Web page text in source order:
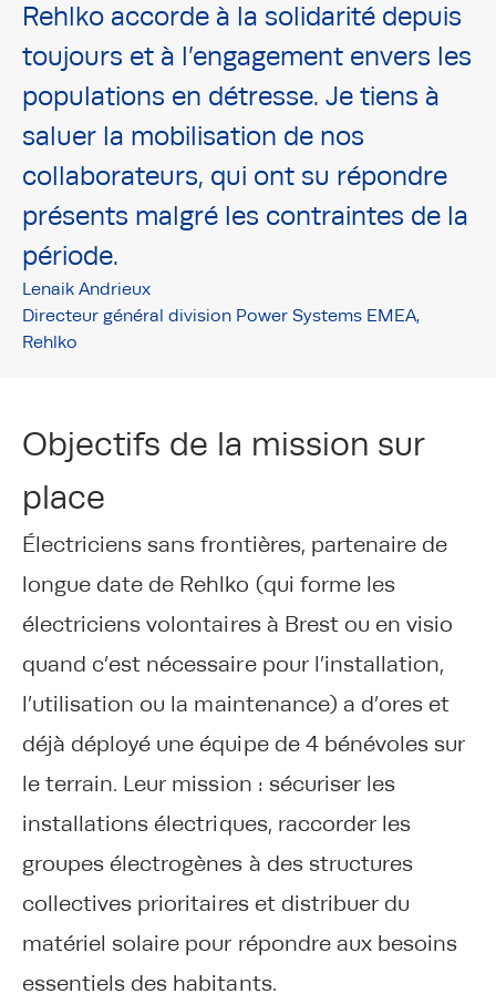
Rehlko accorde à la solidarité depuis
toujours et à l’engagement envers les
populations en détresse. Je tiens à
saluer la mobilisation de nos
collaborateurs, qui ont su répondre
présents malgré les contraintes de la
période.
Lenaik Andrieux
Directeur général division Power Systems EMEA,
Rehlko
Objectifs de la mission sur
place
Électriciens sans frontières, partenaire de
longue date de Rehlko (qui forme les
électriciens volontaires à Brest ou en visio
quand c’est nécessaire pour l’installation,
l’utilisation ou la maintenance) a d’ores et
déjà déployé une équipe de 4 bénévoles sur
le terrain. Leur mission : sécuriser les
installations électriques, raccorder les
groupes électrogènes à des structures
collectives prioritaires et distribuer du
matériel solaire pour répondre aux besoins
essentiels des habitants.